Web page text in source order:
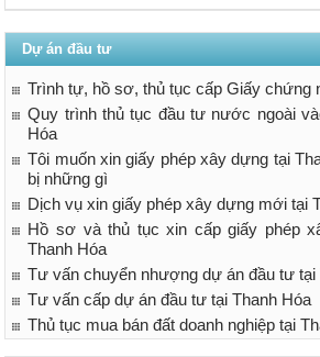
Dự án đầu tư
Trình tự, hồ sơ, thủ tục cấp Giấy chứng
Quy trình thủ tục đầu tư nước ngoài
Hóa
Tôi muốn xin giấy phép xây dựng tại
bị những gì
Dịch vụ xin giấy phép xây dựng mới tại
Hồ sơ và thủ tục xin cấp giấy phép
Thanh Hóa
Tư vấn chuyển nhượng dự án đầu tư tại
Tư vấn cấp dự án đầu tư tại Thanh Hóa
Thủ tục mua bán đất doanh nghiệp tại